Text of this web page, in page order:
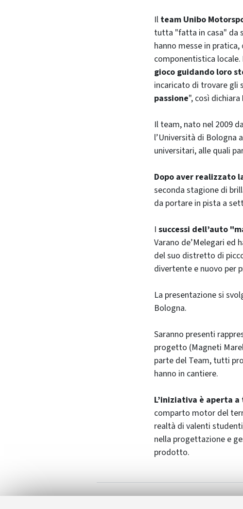
Il team Unibo
tutta "fatta in casa" da
hanno messe in
componentistica locale.
gioco guidando loro
incaricato di trovare gli
passione", così dichiara
Il team, nato nel 2009
l’Università di Bologna
universitari, alle quali
Dopo aver realizzato
seconda stagione di
da portare in pista a
I successi dell’auto
Varano de’Melegari ed
del suo distretto di
divertente e nuovo per
La presentazione si
Bologna.
Saranno presenti
progetto (Magneti
parte del Team, tutti
hanno in cantiere.
L’iniziativa è aperta
comparto motor del
realtà di valenti
nella progettazione e
prodotto.